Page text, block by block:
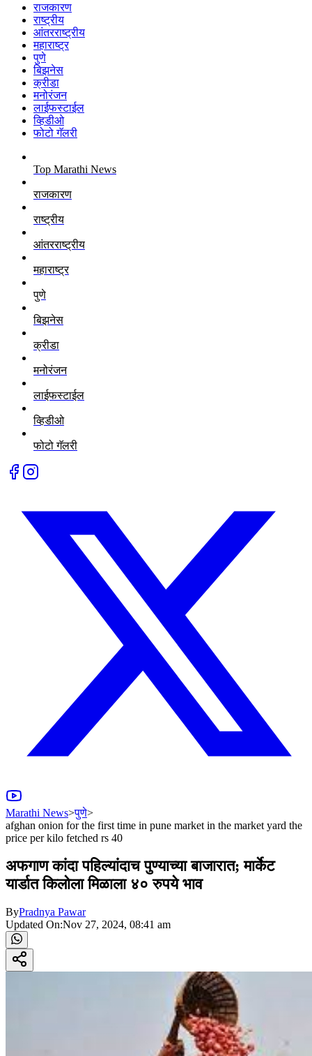
राजकारण
राष्ट्रीय
आंतरराष्ट्रीय
महाराष्ट्र
पुणे
बिझनेस
क्रीडा
मनोरंजन
लाईफस्टाईल
व्हिडीओ
फोटो गॅलरी
Top Marathi News
राजकारण
राष्ट्रीय
आंतरराष्ट्रीय
महाराष्ट्र
पुणे
बिझनेस
क्रीडा
मनोरंजन
लाईफस्टाईल
व्हिडीओ
फोटो गॅलरी
Marathi News>पुणे>
afghan onion for the first time in pune market in the market yard the
price per kilo fetched rs 40
अफगाण कांदा पहिल्यांदाच पुण्याच्या बाजारात; मार्केट
यार्डात किलोला मिळाला ४० रुपये भाव
ByPradnya Pawar
Updated On:Nov 27, 2024, 08:41 am